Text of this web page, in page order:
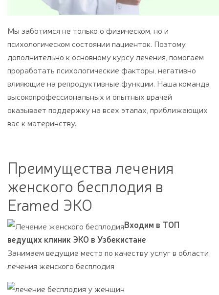
Мы заботимся не только о физическом, но и
психологическом состоянии пациенток. Поэтому,
дополнительно к основному курсу лечения, помогаем
проработать психологические факторы, негативно
влияющие на репродуктивные функции. Наша команда
высокопрофессиональных и опытных врачей
оказывает поддержку на всех этапах, приближающих
вас к материнству.
Преимущества лечения
женского бесплодия в
Eramed ЭКО
Входим в ТОП
ведущих клиник ЭКО в Узбекистане
Занимаем ведущие место по качеству услуг в области
лечения женского бесплодия